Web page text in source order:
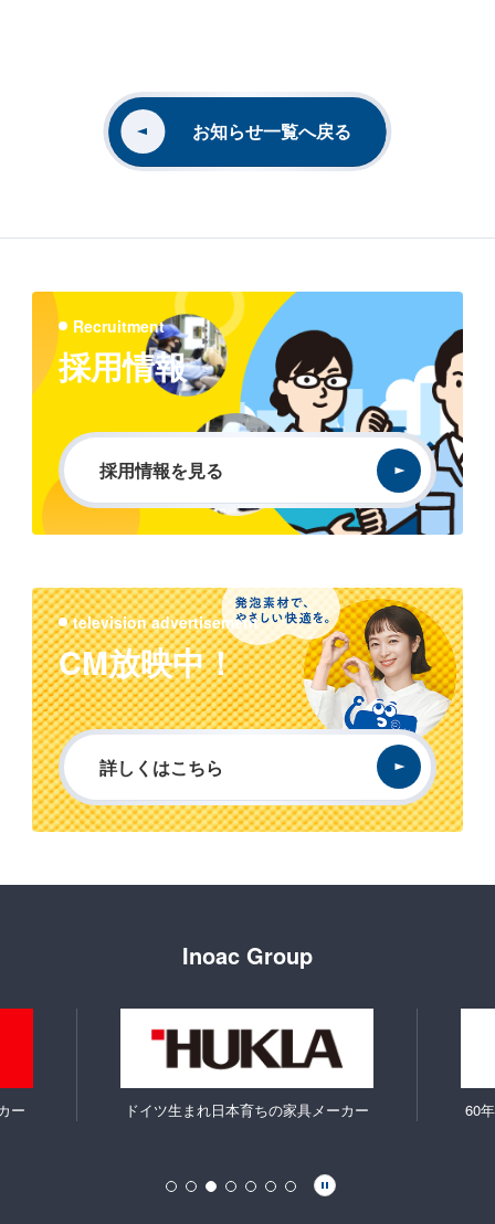
お知らせ一覧へ戻る
Recruitment
採用情報
採用情報を見る
television advertisement
CM放映中！
詳しくはこちら
Inoac Group
ー
60年前から眠りを支えてきたマットレ
使